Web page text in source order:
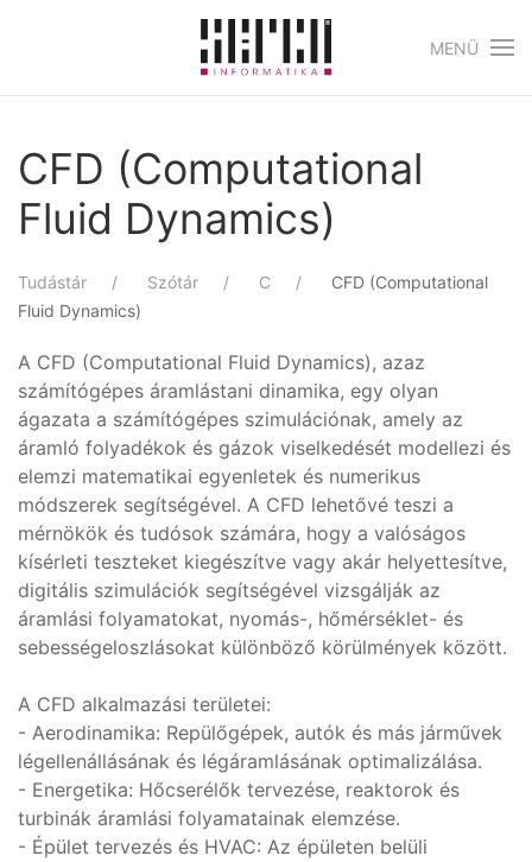
Skip to main content
MENÜ
CFD (Computational
Fluid Dynamics)
Tudástár Szótár C
CFD (Computational
Fluid Dynamics)
A CFD (Computational Fluid Dynamics), azaz
számítógépes áramlástani dinamika, egy olyan
ágazata a számítógépes szimulációnak, amely az
áramló folyadékok és gázok viselkedését modellezi és
elemzi matematikai egyenletek és numerikus
módszerek segítségével. A CFD lehetővé teszi a
mérnökök és tudósok számára, hogy a valóságos
kísérleti teszteket kiegészítve vagy akár helyettesítve,
digitális szimulációk segítségével vizsgálják az
áramlási folyamatokat, nyomás-, hőmérséklet- és
sebességeloszlásokat különböző körülmények között.
A CFD alkalmazási területei:
- Aerodinamika: Repülőgépek, autók és más járművek
légellenállásának és légáramlásának optimalizálása.
- Energetika: Hőcserélők tervezése, reaktorok és
turbinák áramlási folyamatainak elemzése.
- Épület tervezés és HVAC: Az épületen belüli